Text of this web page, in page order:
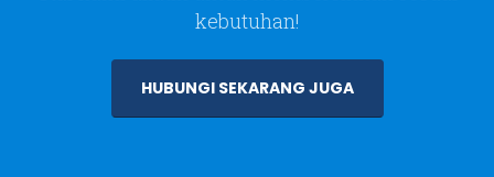
kebutuhan!
HUBUNGI SEKARANG JUGA